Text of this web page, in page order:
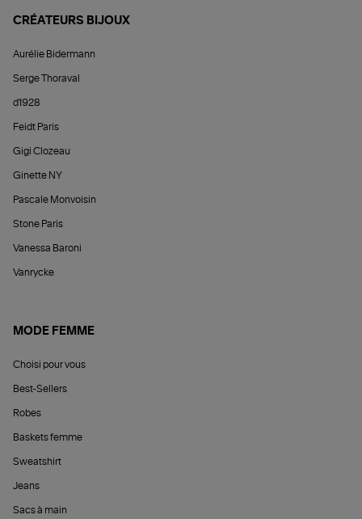
CRÉATEURS BIJOUX
Aurélie Bidermann
Serge Thoraval
d1928
Feidt Paris
Gigi Clozeau
Ginette NY
Pascale Monvoisin
Stone Paris
Vanessa Baroni
Vanrycke
MODE FEMME
Choisi pour vous
Best-Sellers
Robes
Baskets femme
Sweatshirt
Jeans
Sacs à main